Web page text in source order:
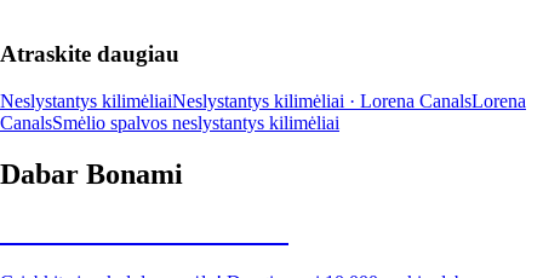
Atraskite daugiau
Neslystantys kilimėliaiNeslystantys kilimėliai · Lorena CanalsLorena
CanalsSmėlio spalvos neslystantys kilimėliai
Dabar Bonami